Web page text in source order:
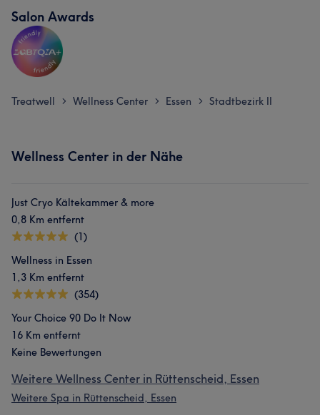
Salon Awards
Treatwell > Wellness Center > Essen > Stadtbezirk II
Wellness Center in der Nähe
Just Cryo Kältekammer & more
0,8 Km entfernt
(1)
Wellness in Essen
1,3 Km entfernt
(354)
Your Choice 90 Do It Now
16 Km entfernt
Keine Bewertungen
Weitere Wellness Center in Rüttenscheid, Essen
Weitere Spa in Rüttenscheid, Essen